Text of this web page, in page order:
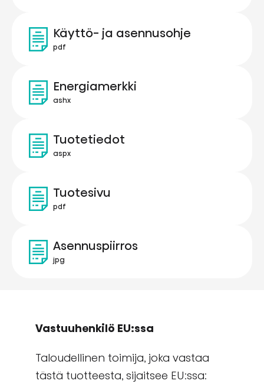
Käyttö- ja asennusohje
pdf
Energiamerkki
ashx
Tuotetiedot
aspx
Tuotesivu
pdf
Asennuspiirros
jpg
Vastuuhenkilö EU:ssa
Taloudellinen toimija, joka vastaa
tästä tuotteesta, sijaitsee EU:ssa: